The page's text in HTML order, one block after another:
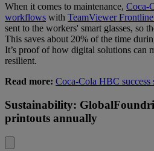
When it comes to maintenance, Coca-
workflows with TeamViewer
sent to the workers' smart glasses, so
This saves about 20% of the time
It’s proof of how digital solutions can
resilient.
Read more: Coca-Cola HBC success
Sustainability:
printouts annually